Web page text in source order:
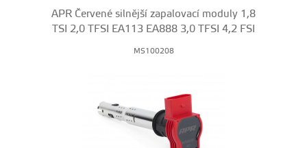
APR Červené silnější zapalovací moduly 1,8
TSI 2,0 TFSI EA113 EA888 3,0 TFSI 4,2 FSI
MS100208